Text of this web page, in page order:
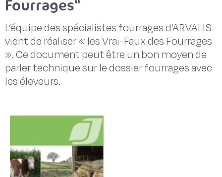
Fourrages"
L’équipe des spécialistes fourrages d’ARVALIS
vient de réaliser « les Vrai-Faux des Fourrages
». Ce document peut être un bon moyen de
parler technique sur le dossier fourrages avec
les éleveurs.